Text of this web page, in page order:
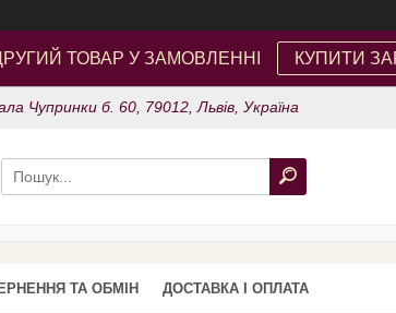
ТОВАР У ЗАМОВЛЕННІ КУПИТИ
Чупринки б. 60, 79012, Львів, Україна
ТА ОБМІН ДОСТАВКА І ОПЛАТА